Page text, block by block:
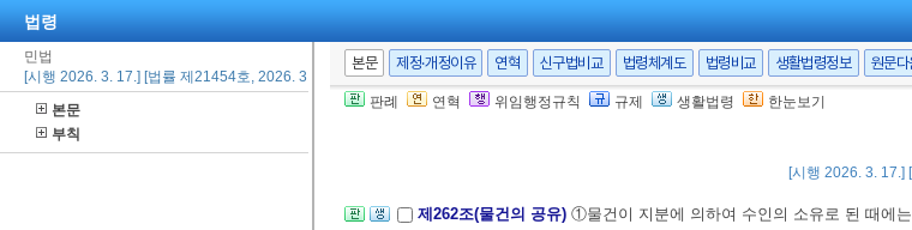
법령
민법
[시행 2026. 3. 17.] [법률 제21454호, 2026. 3. 17., 일부개정]
본문
부칙
본문 제정·개정이유 연혁 신구법비교 법령체계도 법령비교 생활법령정보 원문
판례 연혁 위임행정규칙 규제 생활법령 한눈보기
[시행 2026. 3. 17.]
②동산의 소유자가 합성물, 혼화물 또는 가공물의 단독소유자가 된
한다.
제262조(물건의 공유) ①물건이 지분에 의하여 수인의 소유로 된 때에